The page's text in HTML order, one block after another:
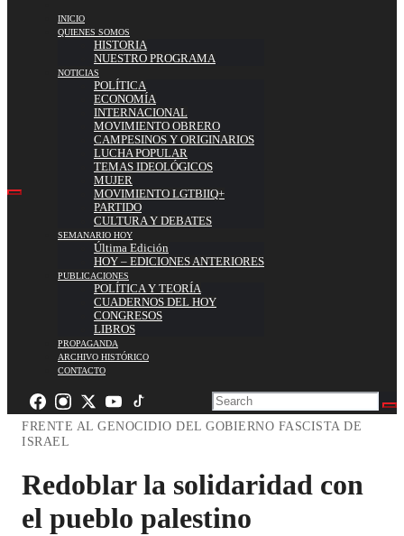
INICIO
QUIENES SOMOS
HISTORIA
NUESTRO PROGRAMA
NOTICIAS
POLÍTICA
ECONOMÍA
INTERNACIONAL
MOVIMIENTO OBRERO
CAMPESINOS Y ORIGINARIOS
LUCHA POPULAR
TEMAS IDEOLÓGICOS
MUJER
MOVIMIENTO LGTBIIQ+
PARTIDO
CULTURA Y DEBATES
SEMANARIO HOY
Última Edición
HOY – EDICIONES ANTERIORES
PUBLICACIONES
POLÍTICA Y TEORÍA
CUADERNOS DEL HOY
CONGRESOS
LIBROS
PROPAGANDA
ARCHIVO HISTÓRICO
CONTACTO
FRENTE AL GENOCIDIO DEL GOBIERNO FASCISTA DE
ISRAEL
Redoblar la solidaridad con
el pueblo palestino